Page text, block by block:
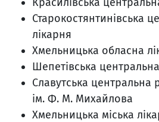
Старокостянтинівська
лікарня
Хмельницька обласна
Шепетівська
Славутська центральна
ім. Ф. М. Михайлова
Хмельницька міська